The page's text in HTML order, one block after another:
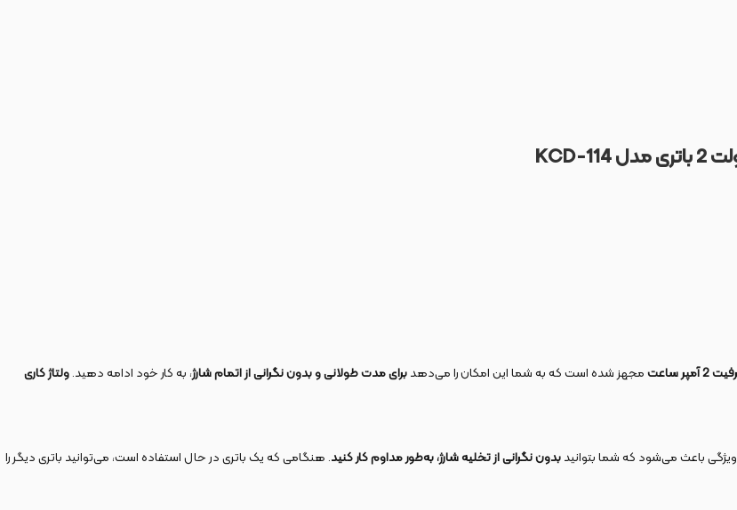
KCD-114
ساعت مجهز شده است که به شما این امکان را می‌دهدبرای مدت طولانی و بدون نگرانی از اتمام شارژ، به کار خود ادامه دهید.ولتاژ کاری
باعث می‌شود که شما بتوانیدبدون نگرانی از تخلیه شارژ، به‌طور مداوم کار کنید. هنگامی که یک باتری در حال استفاده است، می‌توانید باتری دیگر را